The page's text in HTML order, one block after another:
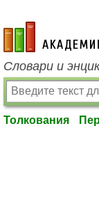
academic.ru
Словари и
Толкования